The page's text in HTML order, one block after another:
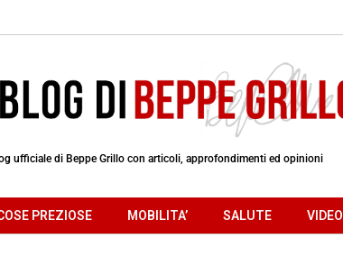
ufficiale di Beppe Grillo con articoli, approfondimenti ed opinioni
PREZIOSE MOBILITA’ SALUTE VIDEO